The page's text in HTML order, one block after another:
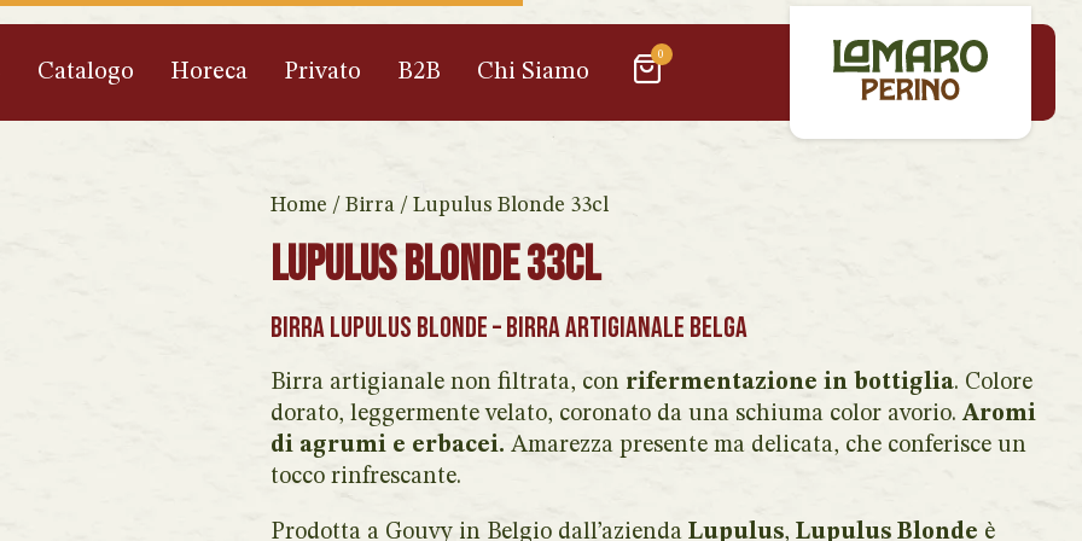
Catalogo Horeca Privato B2B Chi Siamo
0
Home / Birra / Lupulus Blonde 33cl
Lupulus Blonde 33cl
Birra Lupulus Blonde– Birra artigianale Belga
Birra artigianale non filtrata, con rifermentazione in bottiglia. Colore
dorato, leggermente velato, coronato da una schiuma color avorio. Aromi
di agrumi e erbacei. Amarezza presente ma delicata, che conferisce un
tocco rinfrescante.
Prodotta a Gouvy in Belgio dall’azienda Lupulus, Lupulus Blonde è